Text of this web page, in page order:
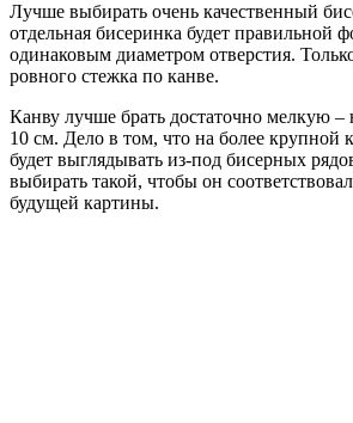
Лучше выбирать очень качественный
отдельная бисеринка будет правильной
одинаковым диаметром отверстия.
ровного стежка по канве.
Канву лучше брать достаточно мелкую –
10 см. Дело в том, что на более крупной
будет выглядывать из-под бисерных
выбирать такой, чтобы он
будущей картины.